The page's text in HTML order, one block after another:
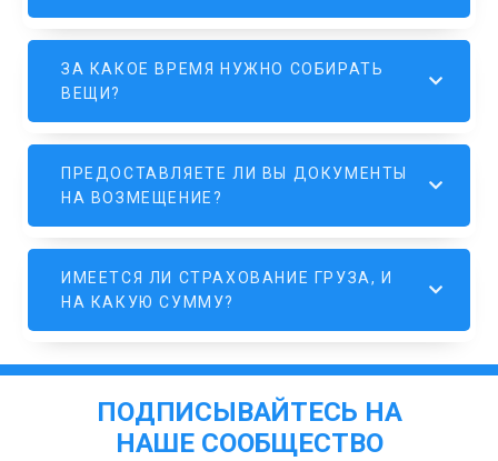
ЗА КАКОЕ ВРЕМЯ НУЖНО СОБИРАТЬ
ВЕЩИ?
ПРЕДОСТАВЛЯЕТЕ ЛИ ВЫ ДОКУМЕНТЫ
НА ВОЗМЕЩЕНИЕ?
ИМЕЕТСЯ ЛИ СТРАХОВАНИЕ ГРУЗА, И
НА КАКУЮ СУММУ?
ПОДПИСЫВАЙТЕСЬ НА
НАШЕ СООБЩЕСТВО